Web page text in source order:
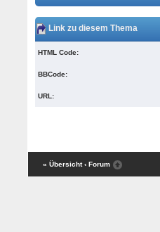
Link zu diesem Thema
HTML Code:
BBCode:
URL:
« Übersicht ‹ Forum